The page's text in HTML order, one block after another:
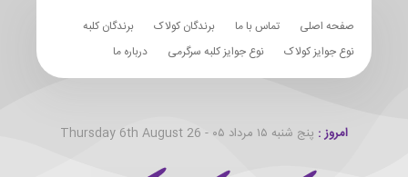
صفحه اصلی تماس با ما برندگان کولاک
برندگان کلبه
نوع جوایز کولاک
نوع جوایز کلبه سرگرمی درباره ما
امروز : پنج شنبه ۱۵ مرداد ۰۵ - Thursday 6th August 26